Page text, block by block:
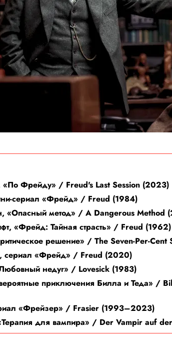
«По Фрейду» / Freud's Last Session (2023)
сериал «Фрейд» / Freud (1984)
«Опасный метод» / A Dangerous Method
«Фрейд: Тайная страсть» / Freud (1962)
решение» / The Seven-Per-Cent
сериал «Фрейд» / Freud (2020)
недуг» / Lovesick (1983)
приключения Билла и Теда» /
«Фрейзер» / Frasier (1993–2023)
для вампира» / Der Vampir auf